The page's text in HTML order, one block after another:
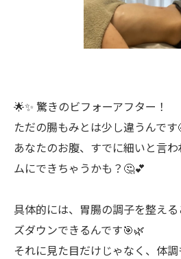
🌟✨ 驚きのビフォーアフター！
ただの腸もみとは少し違うんです
あなたのお腹、すでに細いと言
ムにできちゃうかも？🤔💕
具体的には、胃腸の調子を整え
ズダウンできるんです🎯🌿
それに見た目だけじゃなく、体